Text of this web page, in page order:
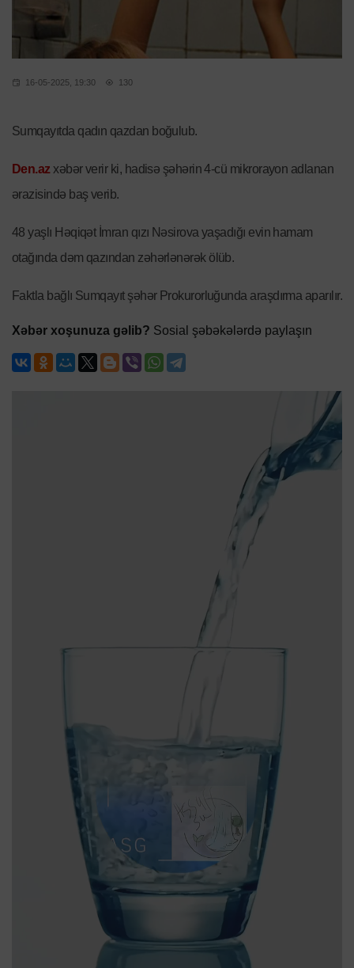
16-05-2025, 19:30 130
Sumqayıtda qadın qazdan boğulub.
Den.azxəbər verir ki, hadisə şəhərin 4-cü mikrorayon adlanan
ərazisində baş verib.
48 yaşlı Həqiqət İmran qızı Nəsirova yaşadığı evin hamam
otağında dəm qazından zəhərlənərək ölüb.
Faktla bağlı Sumqayıt şəhər Prokurorluğunda araşdırma aparılır.
Xəbər xoşunuza gəlib? Sosial şəbəkələrdə paylaşın